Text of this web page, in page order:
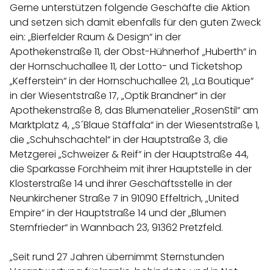
Gerne unterstützen folgende Geschäfte die Aktion
und setzen sich damit ebenfalls für den guten Zweck
ein: „Bierfelder Raum & Design“ in der
Apothekenstraße 11, der Obst-Hühnerhof „Huberth“ in
der Hornschuchallee 11, der Lotto- und Ticketshop
„Kefferstein“ in der Hornschuchallee 21, „La Boutique“
in der Wiesentstraße 17, „Optik Brandner“ in der
Apothekenstraße 8, das Blumenatelier „RosenStil“ am
Marktplatz 4, „S´Blaue Stäffala“ in der Wiesentstraße 1,
die „Schuhschachtel“ in der Hauptstraße 3, die
Metzgerei „Schweizer & Reif“ in der Hauptstraße 44,
die Sparkasse Forchheim mit ihrer Hauptstelle in der
Klosterstraße 14 und ihrer Geschäftsstelle in der
Neunkirchener Straße 7 in 91090 Effeltrich, „United
Empire“ in der Hauptstraße 14 und der „Blumen
Sternfrieder“ in Wannbach 23, 91362 Pretzfeld.
„Seit rund 27 Jahren übernimmt Sternstunden